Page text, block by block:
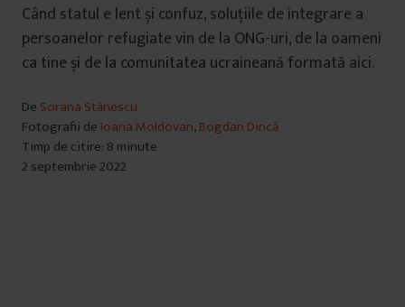
Când statul e lent și confuz, soluțiile de integrare a
persoanelor refugiate vin de la ONG-uri, de la oameni
ca tine și de la comunitatea ucraineană formată aici.
De Sorana Stănescu
Fotografii de Ioana Moldovan,Bogdan Dincă
Timp de citire: 8 minute
2 septembrie 2022